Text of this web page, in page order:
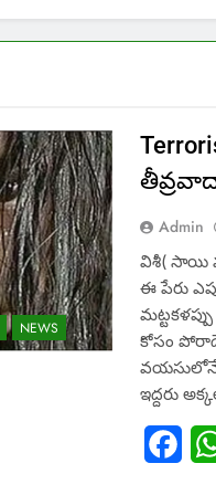
NEWS
Admin
విశీ( సాయి
ఈ పేరు
కోసం పోరాడే
వయసులోనే
ఇద్దరు